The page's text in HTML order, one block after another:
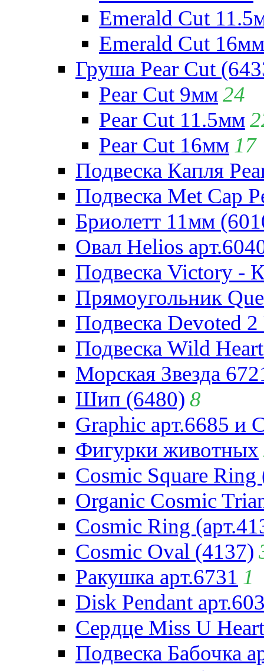
Emerald Cut
Emerald Cut 16мм
Груша Pear Cut
Pear Cut 9мм24
Pear Cut 11.5мм
Pear Cut 16мм 17
Подвеска Капля
Подвеска Met Cap
Бриолетт 11мм
Овал Helios
Подвеска Victory -
Прямоугольник
Подвеска Devoted
Подвеска Wild
Морская Звезда
Шип (6480) 8
Graphic арт.6685 и
Фигурки животных
Cosmic Square Ring
Organic Cosmic
Cosmic Ring
Cosmic Oval (4137)
Ракушка арт.6731 1
Disk Pendant
Сердце Miss U
Подвеска Бабочка